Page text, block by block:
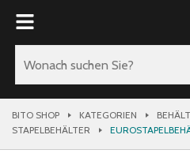
BITO SHOP KATEGORIEN
STAPELBEHÄLTER